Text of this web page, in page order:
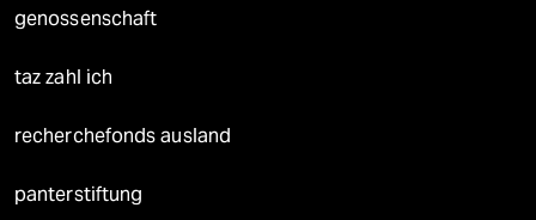
genossenschaft
taz zahl ich
recherchefonds ausland
panterstiftung